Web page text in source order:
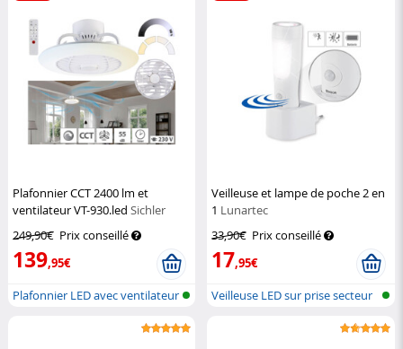
Plafonnier CCT 2400 lm et
ventilateur VT-930.led Sichler
249,90€ Prix conseillé
139,95€
Plafonnier LED avec ventilateur
Veilleuse et lampe de poche 2 en
1 Lunartec
33,90€ Prix conseillé
17,95€
Veilleuse LED sur prise secteur